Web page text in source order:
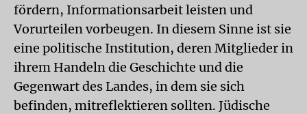
fördern, Informationsarbeit leisten und
Vorurteilen vorbeugen. In diesem Sinne ist sie
eine politische Institution, deren Mitglieder in
ihrem Handeln die Geschichte und die
Gegenwart des Landes, in dem sie sich
befinden, mitreflektieren sollten. Jüdische